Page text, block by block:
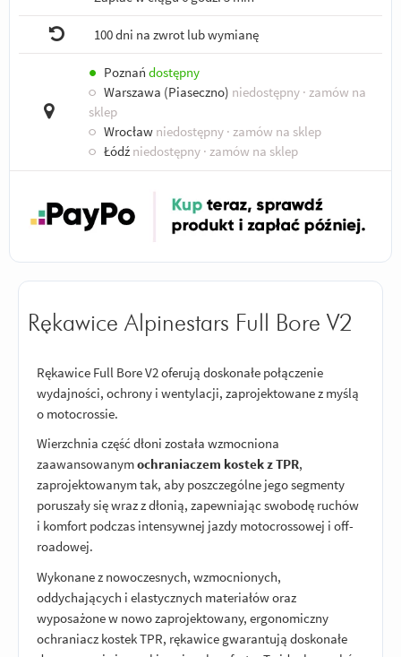
100 dni na zwrot lub wymianę
● Poznań dostępny
○ Warszawa (Piaseczno) niedostępny · zamów na
sklep
○ Wrocław niedostępny · zamów na sklep
○ Łódź niedostępny · zamów na sklep
Rękawice Alpinestars Full Bore V2
Rękawice Full Bore V2 oferują doskonałe połączenie
wydajności, ochrony i wentylacji, zaprojektowane z myślą
o motocrossie.
Wierzchnia część dłoni została wzmocniona
zaawansowanymochraniaczem kostek z TPR,
zaprojektowanym tak, aby poszczególne jego segmenty
poruszały się wraz z dłonią, zapewniając swobodę ruchów
i komfort podczas intensywnej jazdy motocrossowej i off-
roadowej.
Wykonane z nowoczesnych, wzmocnionych,
oddychających i elastycznych materiałów oraz
wyposażone w nowo zaprojektowany, ergonomiczny
ochraniacz kostek TPR, rękawice gwarantują doskonałe